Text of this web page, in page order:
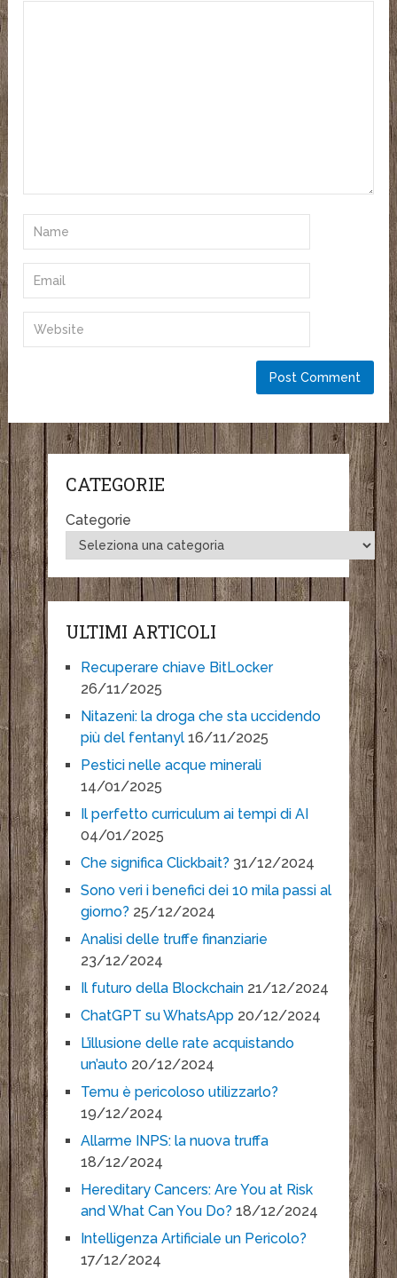
CATEGORIE
Categorie
ULTIMI ARTICOLI
Recuperare chiave BitLocker
26/11/2025
Nitazeni: la droga che sta uccidendo
più del fentanyl 16/11/2025
Pestici nelle acque minerali
14/01/2025
Il perfetto curriculum ai tempi di AI
04/01/2025
Che significa Clickbait? 31/12/2024
Sono veri i benefici dei 10 mila passi al
giorno? 25/12/2024
Analisi delle truffe finanziarie
23/12/2024
Il futuro della Blockchain 21/12/2024
ChatGPT su WhatsApp 20/12/2024
L’illusione delle rate acquistando
un’auto 20/12/2024
Temu è pericoloso utilizzarlo?
19/12/2024
Allarme INPS: la nuova truffa
18/12/2024
Hereditary Cancers: Are You at Risk
and What Can You Do? 18/12/2024
Intelligenza Artificiale un Pericolo?
17/12/2024